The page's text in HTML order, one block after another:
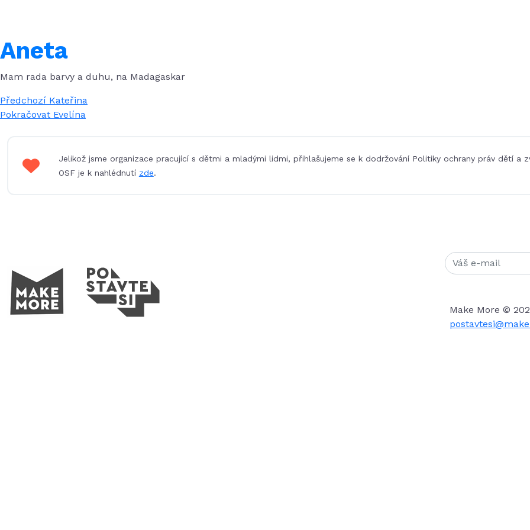
Aneta
Mam rada barvy a duhu, na Madagaskar
Navigace
pro
příspěvek
Předchozí Předchozí
příspěvek:
Kateřina
Pokračovat Následující
Evelína
Jelikož jsme organizace pracující s dětmi a mladými lidmi, přihlašujeme se k dodržování Politiky ochrany práv dětí a
OSF je k nahlédnutí zde.
Make More ©